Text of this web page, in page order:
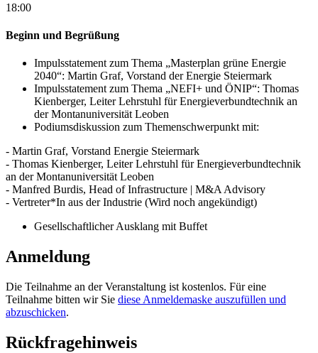
18:00
Beginn und Begrüßung
Impulsstatement zum Thema „Masterplan grüne Energie
2040“: Martin Graf, Vorstand der Energie Steiermark
Impulsstatement zum Thema „NEFI+ und ÖNIP“: Thomas
Kienberger, Leiter Lehrstuhl für Energieverbundtechnik an
der Montanuniversität Leoben
Podiumsdiskussion zum Themenschwerpunkt mit:
- Martin Graf, Vorstand Energie Steiermark
- Thomas Kienberger, Leiter Lehrstuhl für Energieverbundtechnik
an der Montanuniversität Leoben
- Manfred Burdis, Head of Infrastructure | M&A Advisory
- Vertreter*In aus der Industrie (Wird noch angekündigt)
Gesellschaftlicher Ausklang mit Buffet
Anmeldung
Die Teilnahme an der Veranstaltung ist kostenlos. Für eine
Teilnahme bitten wir Sie diese Anmeldemaske auszufüllen und
abzuschicken.
Rückfragehinweis